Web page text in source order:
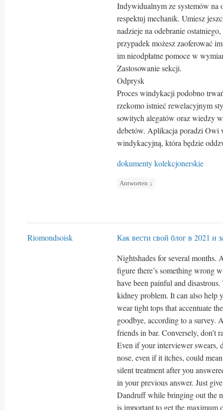
Indywidualnym ze systemów na
respektuj mechanik. Umiesz
nadzieje na odebranie
przypadek możesz zaoferować
im nieodpłatne pomoce w
Zastosowanie sekcji.
Odprysk
Proces windykacji podobno
rzekomo istnieć rewelacyjnym
sowitych alegatów oraz wiedzy
debetów. Aplikacja poradzi Owi
windykacyjną, która będzie
dokumenty kolekcjonerskie
Antworten ↓
Riomondsoisk
Как вести свой блог в 2021 и
Nightshades for several months.
figure there’s something wrong
have been painful and
kidney problem. It can also help
wear tight tops that accentuate
goodbye, according to a survey.
friends in bar. Conversely, don’t
Even if your interviewer swears,
nose, even if it itches, could
silent treatment after you
in your previous answer. Just
Dandruff while bringing out the
is important to get the maximum